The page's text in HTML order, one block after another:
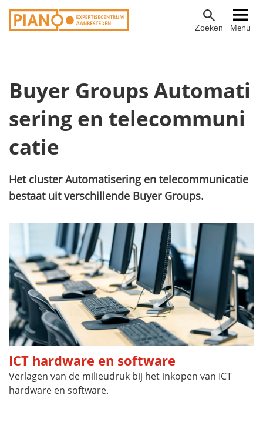
Overslaan
en
gaan
Zoeken Menu
Hoofdnavigatie
Buyer Groups Automati
sering en telecommuni
catie
Het cluster Automatisering en telecommunicatie
bestaat uit verschillende Buyer Groups.
ICT hardware en software
Verlagen van de milieudruk bij het inkopen van ICT
hardware en software.